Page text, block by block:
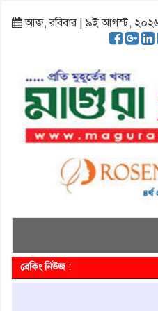
আজ, রবিবার | ৯ই আগস্ট, ২০২৬
ব্রেকিং নিউজ :